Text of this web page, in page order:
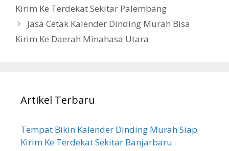
Kirim Ke Terdekat Sekitar Palembang
Jasa Cetak Kalender Dinding Murah Bisa
Kirim Ke Daerah Minahasa Utara
Artikel Terbaru
Tempat Bikin Kalender Dinding Murah Siap
Kirim Ke Terdekat Sekitar Banjarbaru